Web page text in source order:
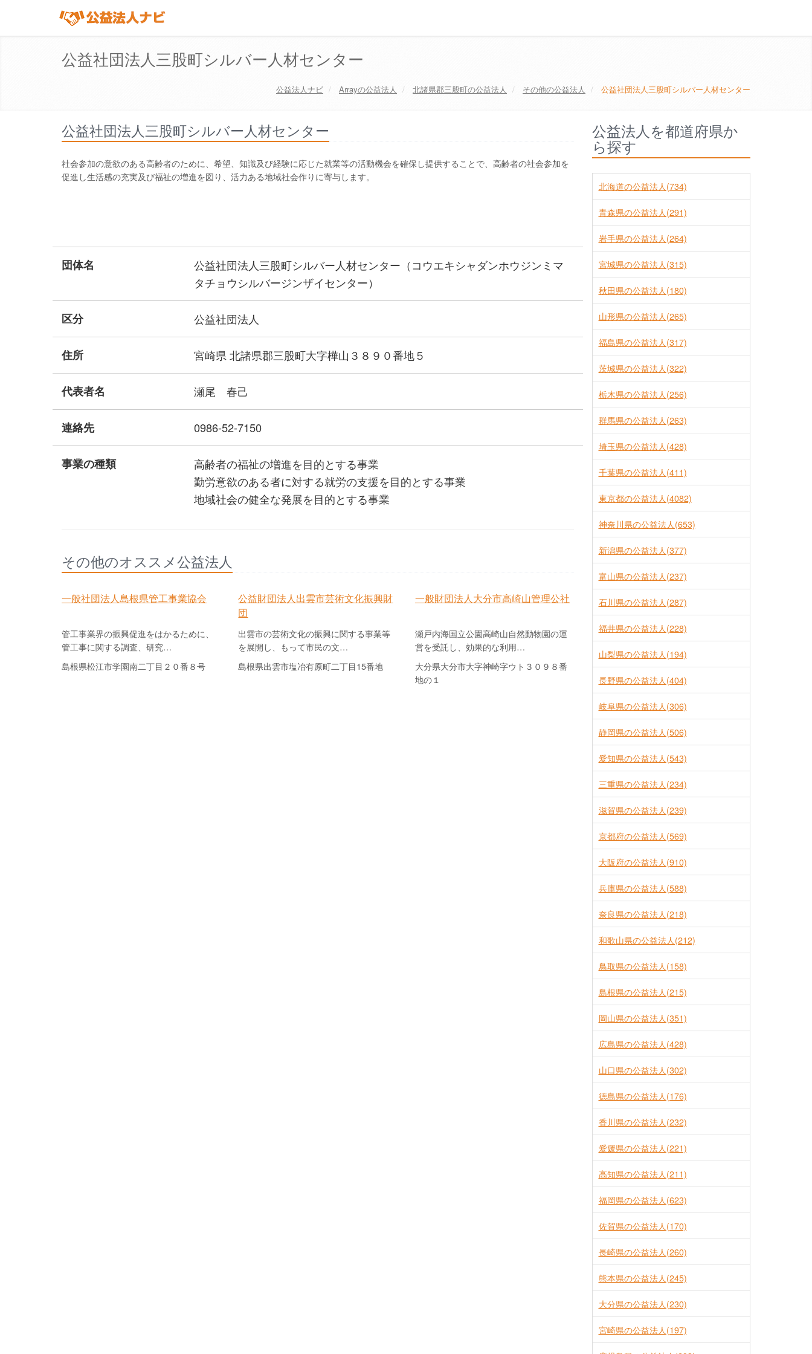
公益社団法人三股町シルバー人材センター
公益法人ナビ Arrayの公益法人 北諸県郡三股町の公益法人 その他の公益法人 公益社団法人三股町シルバー人材センター
公益社団法人三股町シルバー人材センター
社会参加の意欲のある高齢者のために、希望、知識及び経験に応じた就業等の活動機会を確保し提供することで、高齢者の社会参加を
促進し生活感の充実及び福祉の増進を図り、活力ある地域社会作りに寄与します。
団体名
公益社団法人三股町シルバー人材センター（コウエキシャダンホウジンミマ
タチョウシルバージンザイセンター）
区分 公益社団法人
住所 宮崎県 北諸県郡三股町大字樺山３８９０番地５
代表者名 瀬尾 春己
連絡先 0986-52-7150
事業の種類
高齢者の福祉の増進を目的とする事業
勤労意欲のある者に対する就労の支援を目的とする事業
地域社会の健全な発展を目的とする事業
その他のオススメ公益法人
一般社団法人島根県管工事業協会
管工事業界の振興促進をはかるために、
管工事に関する調査、研究…
島根県松江市学園南二丁目２０番８号
公益財団法人出雲市芸術文化振興財
団
出雲市の芸術文化の振興に関する事業等
を展開し、もって市民の文…
島根県出雲市塩冶有原町二丁目15番地
一般財団法人大分市高崎山管理公社
瀬戸内海国立公園高崎山自然動物園の運
営を受託し、効果的な利用…
大分県大分市大字神崎字ウト３０９８番
地の１
公益法人を都道府県か
ら探す
北海道の公益法人(734)
青森県の公益法人(291)
岩手県の公益法人(264)
宮城県の公益法人(315)
秋田県の公益法人(180)
山形県の公益法人(265)
福島県の公益法人(317)
茨城県の公益法人(322)
栃木県の公益法人(256)
群馬県の公益法人(263)
埼玉県の公益法人(428)
千葉県の公益法人(411)
東京都の公益法人(4082)
神奈川県の公益法人(653)
新潟県の公益法人(377)
富山県の公益法人(237)
石川県の公益法人(287)
福井県の公益法人(228)
山梨県の公益法人(194)
長野県の公益法人(404)
岐阜県の公益法人(306)
静岡県の公益法人(506)
愛知県の公益法人(543)
三重県の公益法人(234)
滋賀県の公益法人(239)
京都府の公益法人(569)
大阪府の公益法人(910)
兵庫県の公益法人(588)
奈良県の公益法人(218)
和歌山県の公益法人(212)
鳥取県の公益法人(158)
島根県の公益法人(215)
岡山県の公益法人(351)
広島県の公益法人(428)
山口県の公益法人(302)
徳島県の公益法人(176)
香川県の公益法人(232)
愛媛県の公益法人(221)
高知県の公益法人(211)
福岡県の公益法人(623)
佐賀県の公益法人(170)
長崎県の公益法人(260)
熊本県の公益法人(245)
大分県の公益法人(230)
宮崎県の公益法人(197)